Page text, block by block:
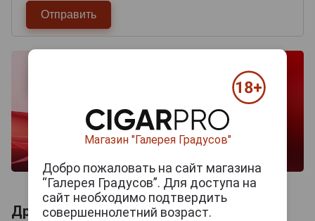
Другие продукты бренда ASYLUM
Магазин "Галерея Градусов"
Добро пожаловать на сайт магазина
“Галерея Градусов”. Для доступа на
сайт необходимо подтвердить
совершеннолетний возраст.